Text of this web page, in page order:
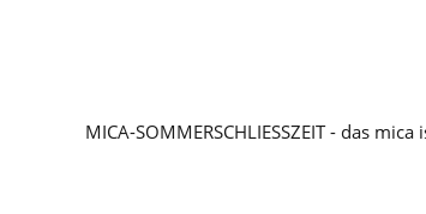
MICA-SOMMERSCHLIESSZEIT - das